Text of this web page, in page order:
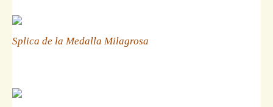
Splica de la Medalla Milagrosa